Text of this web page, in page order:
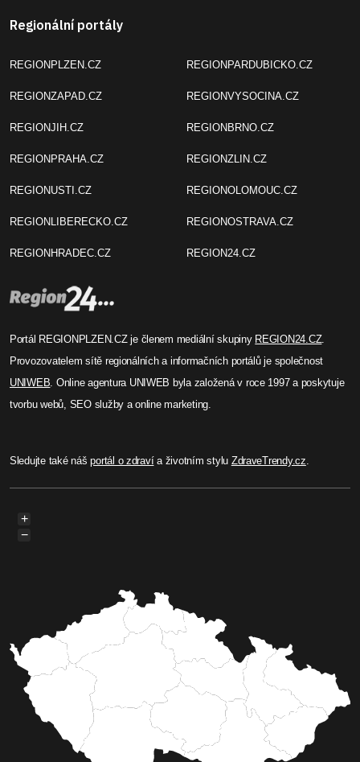
Regionální portály
REGIONPLZEN.CZ
REGIONZAPAD.CZ
REGIONJIH.CZ
REGIONPRAHA.CZ
REGIONUSTI.CZ
REGIONLIBERECKO.CZ
REGIONHRADEC.CZ
REGIONPARDUBICKO.CZ
REGIONVYSOCINA.CZ
REGIONBRNO.CZ
REGIONZLIN.CZ
REGIONOLOMOUC.CZ
REGIONOSTRAVA.CZ
REGION24.CZ
Portál REGIONPLZEN.CZ je členem mediální skupiny REGION24.CZ.
Provozovatelem sítě regionálních a informačních portálů je společnost
UNIWEB. Online agentura UNIWEB byla založená v roce 1997 a poskytuje
tvorbu webů, SEO služby a online marketing.
Sledujte také nášportál o zdravía životním stylu ZdraveTrendy.cz.
+
−